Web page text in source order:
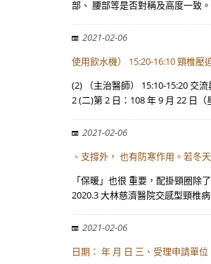
部、 腰部等是否對稱及高度一致
2021-02-06
使用飲水機） 15:20-16:10 頸椎壓
(2) （主治醫師） 15:10-15:20 交
2 (二)第 2 日：108 年 9 月 22 日
2021-02-06
、支撐外， 也有防寒作用。若冬
「保暖」也很 重要，配掛頸圈
2020.3 大林慈濟醫院交感型頸椎
2021-02-06
日期： 年 月 日 三、受理申請單